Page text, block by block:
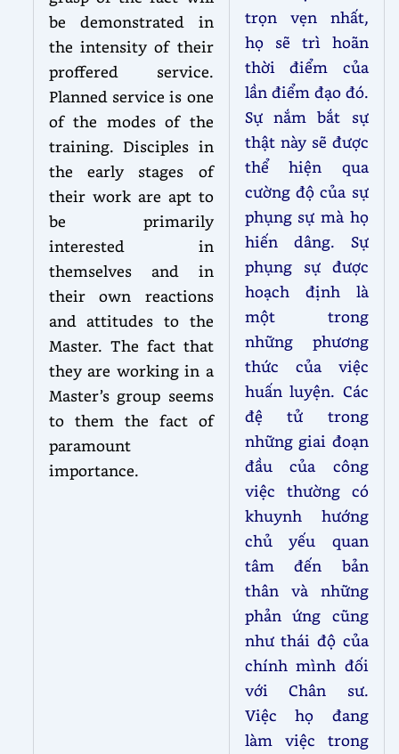
be demonstrated in
the intensity of their
proffered service.
Planned service is one
of the modes of the
training. Disciples in
the early stages of
their work are apt to
be primarily
interested in
themselves and in
their own reactions
and attitudes to the
Master. The fact that
they are working in a
Master’s group seems
to them the fact of
paramount
importance.
trọn vẹn nhất,
họ sẽ trì hoãn
thời điểm của
lần điểm đạo đó.
Sự nắm bắt sự
thật này sẽ được
thể hiện qua
cường độ của sự
phụng sự mà họ
hiến dâng. Sự
phụng sự được
hoạch định là
một trong
những phương
thức của việc
huấn luyện. Các
đệ tử trong
những giai đoạn
đầu của công
việc thường có
khuynh hướng
chủ yếu quan
tâm đến bản
thân và những
phản ứng cũng
như thái độ của
chính mình đối
với Chân sư.
Việc họ đang
làm việc trong